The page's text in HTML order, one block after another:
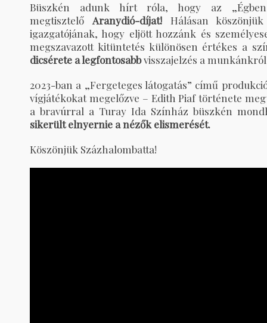
Büszkén adunk hírt róla, hogy az
megtisztelő Aranydió-díjat!Hálásan köszönjük
igazgatójának, hogy eljött hozzánk és
megszavazott kitüntetés különösen értékes a
dicsérete a legfontosabbvisszajelzés a
2023-ban a „Fergeteges látogatás” című
vígjátékokat megelőzve – Edith Piaf története
a bravúrral a Turay Ida Színház büszkén
sikerült elnyernie a nézők elismerését.
Köszönjük Százhalombatta!